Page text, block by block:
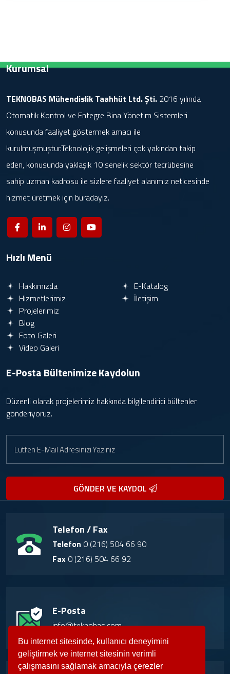
Bu internet sitesinde, kullanıcı deneyimini
geliştirmek ve internet sitesinin verimli
çalışmasını sağlamak amacıyla çerezler
Kurumsal
TEKNOBAS Mühendislik Taahhüt Ltd. Şti. 2016 yılında
Otomatik Kontrol ve Entegre Bina Yönetim Sistemleri
konusunda faaliyet göstermek amacı ile
kurulmuşmuştur.Teknolojik gelişmeleri çok yakından takip
eden, konusunda yaklaşık 10 senelik sektör tecrübesine
sahip uzman kadrosu ile sizlere faaliyet alanımız neticesinde
hizmet üretmek için buradayız.
Hızlı Menü
Hakkımızda
Hizmetlerimiz
Projelerimiz
Blog
Foto Galeri
Video Galeri
E-Katalog
İletişim
E-Posta BültenimizeKaydolun
Düzenli olarak projelerimiz hakkında bilgilendirici bültenler
gönderiyoruz.
GÖNDER VE KAYDOL
Telefon / Fax
Telefon 0 (216) 504 66 90
Fax 0 (216) 504 66 92
E-Posta
info@teknobas.com